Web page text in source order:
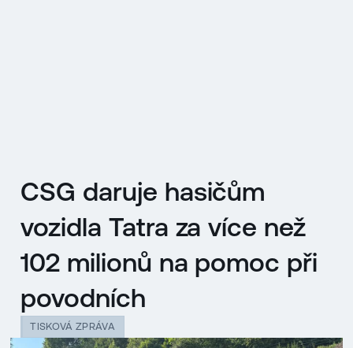
CSG daruje hasičům
vozidla Tatra za více než
102 milionů na pomoc při
povodních
TISKOVÁ ZPRÁVA